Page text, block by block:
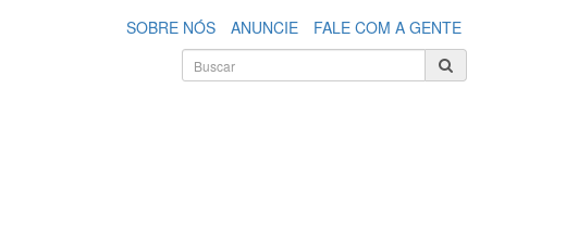
SOBRE NÓS ANUNCIE
FALE COM A GENTE